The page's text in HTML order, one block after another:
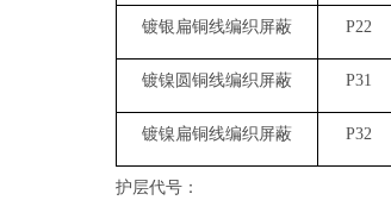
镀银扁铜线编织屏蔽 P22
镀镍圆铜线编织屏蔽 P31
镀镍扁铜线编织屏蔽 P32
护层代号：